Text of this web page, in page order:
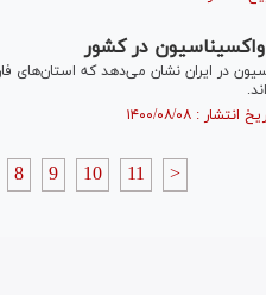
در کشور
در ایران نشان می‌دهد که استان‌های
8 9 10 11 >